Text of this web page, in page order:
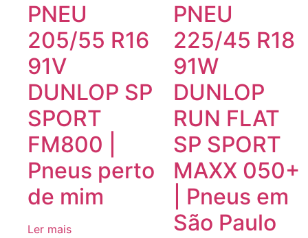
PNEU
205/55 R16
91V
DUNLOP SP
SPORT
FM800 |
Pneus perto
de mim
Ler mais
PNEU
225/45 R18
91W
DUNLOP
RUN FLAT
SP SPORT
MAXX 050+
| Pneus em
São Paulo